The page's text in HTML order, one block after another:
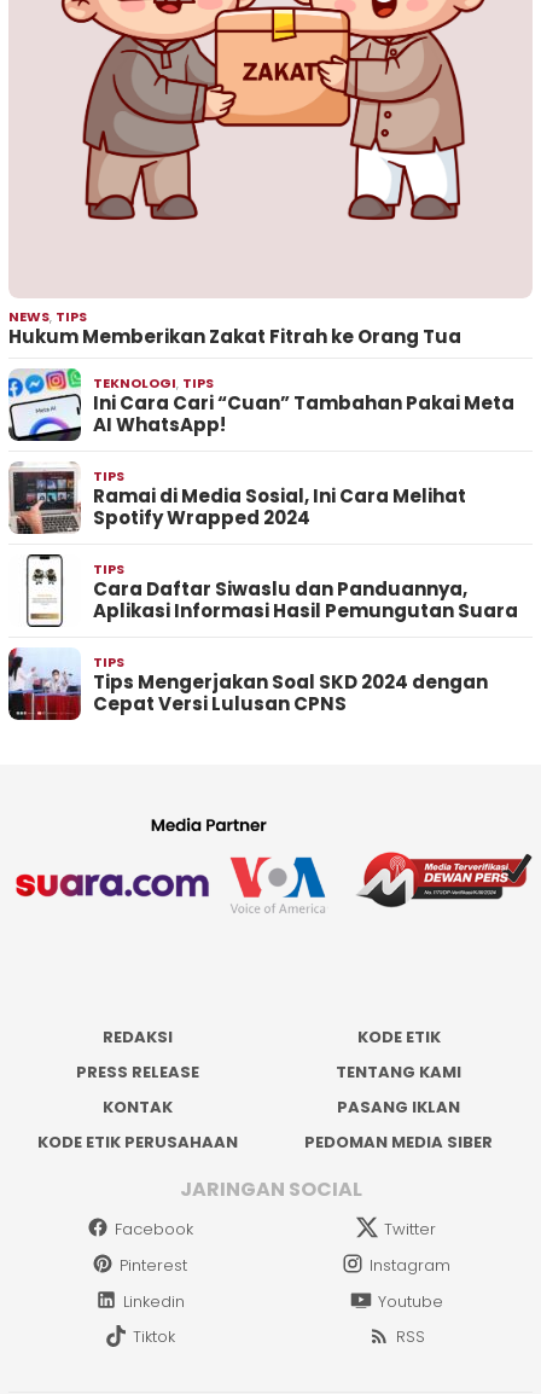
NEWS, TIPS
Hukum Memberikan Zakat Fitrah ke Orang Tua
TEKNOLOGI, TIPS
Ini Cara Cari “Cuan” Tambahan Pakai Meta
AI WhatsApp!
TIPS
Ramai di Media Sosial, Ini Cara Melihat
Spotify Wrapped 2024
TIPS
Cara Daftar Siwaslu dan Panduannya,
Aplikasi Informasi Hasil Pemungutan Suara
TIPS
Tips Mengerjakan Soal SKD 2024 dengan
Cepat Versi Lulusan CPNS
REDAKSI
KODE ETIK
PRESS RELEASE
TENTANG KAMI
KONTAK
PASANG IKLAN
KODE ETIK PERUSAHAAN
PEDOMAN MEDIA SIBER
JARINGAN SOCIAL
Facebook
Twitter
Pinterest
Instagram
Linkedin
Youtube
Tiktok
RSS